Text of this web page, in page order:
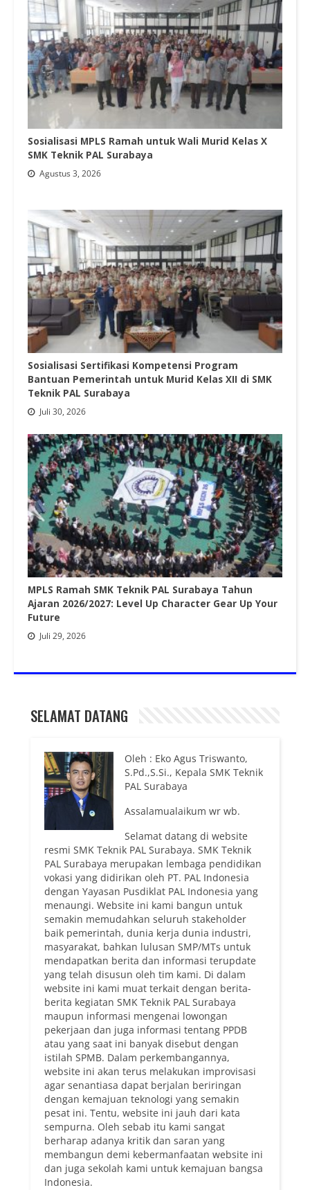
Sosialisasi MPLS Ramah untuk Wali Murid Kelas X
SMK Teknik PAL Surabaya
Agustus 3, 2026
Sosialisasi Sertifikasi Kompetensi Program
Bantuan Pemerintah untuk Murid Kelas XII di SMK
Teknik PAL Surabaya
Juli 30, 2026
MPLS Ramah SMK Teknik PAL Surabaya Tahun
Ajaran 2026/2027: Level Up Character Gear Up Your
Future
Juli 29, 2026
SELAMAT DATANG
Oleh : Eko Agus Triswanto,
S.Pd.,S.Si., Kepala SMK Teknik
PAL Surabaya
Assalamualaikum wr wb.
Selamat datang di website
resmi SMK Teknik PAL Surabaya. SMK Teknik
PAL Surabaya merupakan lembaga pendidikan
vokasi yang didirikan oleh PT. PAL Indonesia
dengan Yayasan Pusdiklat PAL Indonesia yang
menaungi. Website ini kami bangun untuk
semakin memudahkan seluruh stakeholder
baik pemerintah, dunia kerja dunia industri,
masyarakat, bahkan lulusan SMP/MTs untuk
mendapatkan berita dan informasi terupdate
yang telah disusun oleh tim kami. Di dalam
website ini kami muat terkait dengan berita-
berita kegiatan SMK Teknik PAL Surabaya
maupun informasi mengenai lowongan
pekerjaan dan juga informasi tentang PPDB
atau yang saat ini banyak disebut dengan
istilah SPMB. Dalam perkembangannya,
website ini akan terus melakukan improvisasi
agar senantiasa dapat berjalan beriringan
dengan kemajuan teknologi yang semakin
pesat ini. Tentu, website ini jauh dari kata
sempurna. Oleh sebab itu kami sangat
berharap adanya kritik dan saran yang
membangun demi kebermanfaatan website ini
dan juga sekolah kami untuk kemajuan bangsa
Indonesia.